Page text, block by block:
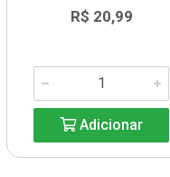
R$ 20,99
Adicionar